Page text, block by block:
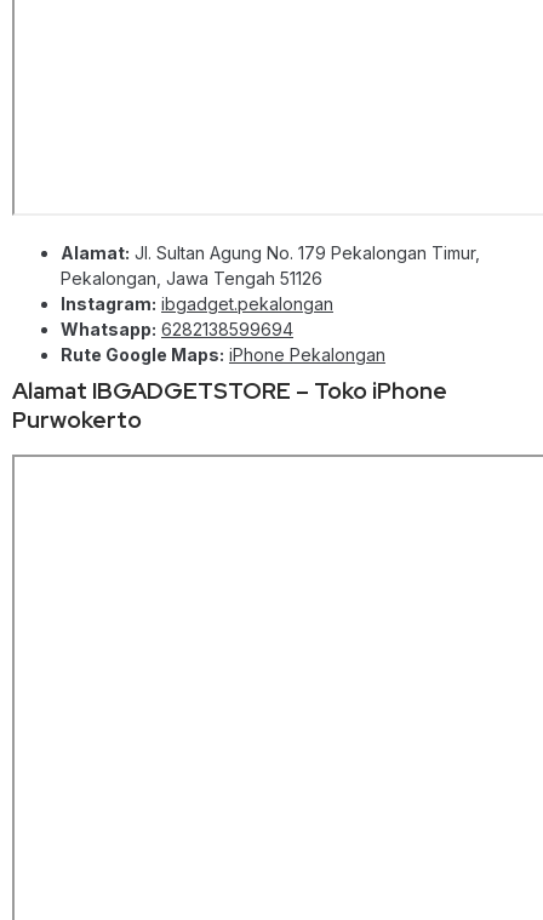
Alamat: Jl. Sultan Agung No. 179 Pekalongan Timur,
Pekalongan, Jawa Tengah 51126
Instagram: ibgadget.pekalongan
Whatsapp: 6282138599694
Rute Google Maps: iPhone Pekalongan
Alamat IBGADGETSTORE – Toko iPhone
Purwokerto